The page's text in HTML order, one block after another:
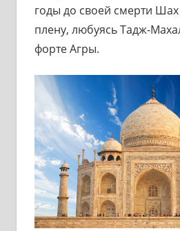
годы до своей смерти
плену, любуясь Тадж-
форте Агры.